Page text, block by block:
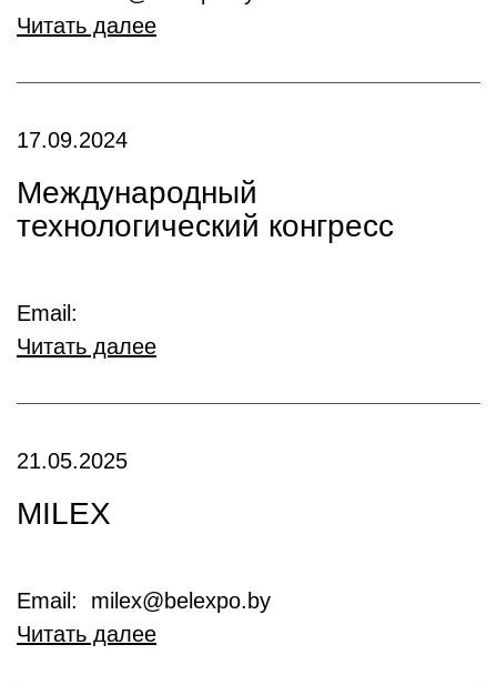
Читать далее
17.09.2024
Международный
технологический конгресс
Email:
Читать далее
21.05.2025
MILEX
Email: milex@belexpo.by
Читать далее